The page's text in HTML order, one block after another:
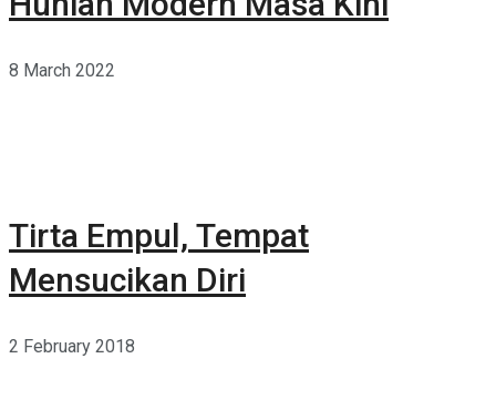
8 March 2022
Tirta Empul, Tempat
Mensucikan Diri
2 February 2018